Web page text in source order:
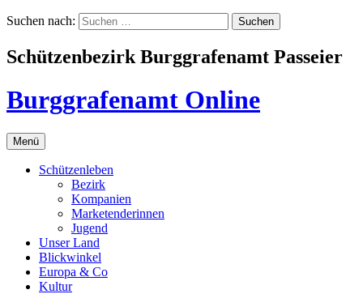
Suchen nach:
Schützenbezirk Burggrafenamt Passeier
Burggrafenamt Online
Menü
Schützenleben
Bezirk
Kompanien
Marketenderinnen
Jugend
Unser Land
Blickwinkel
Europa & Co
Kultur